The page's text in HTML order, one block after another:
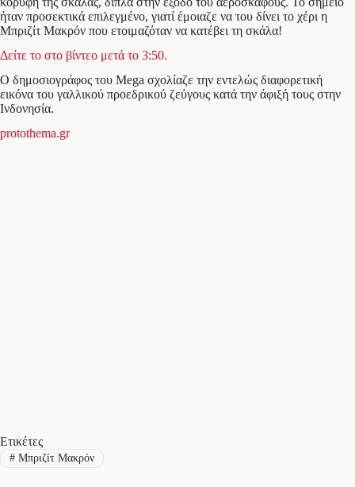
ήταν προσεκτικά επιλεγμένο, γιατί έμοιαζε να του δίνει το χέρι η
Μπριζίτ Μακρόν που ετοιμαζόταν να κατέβει τη σκάλα!
Δείτε το στο βίντεο μετά το 3:50.
Ο δημοσιογράφος του Mega σχολίαζε την εντελώς διαφορετική
εικόνα του γαλλικού προεδρικού ζεύγους κατά την άφιξή τους στην
Ινδονησία.
protothema.gr
Ετικέτες
#Μπριζίτ Μακρόν